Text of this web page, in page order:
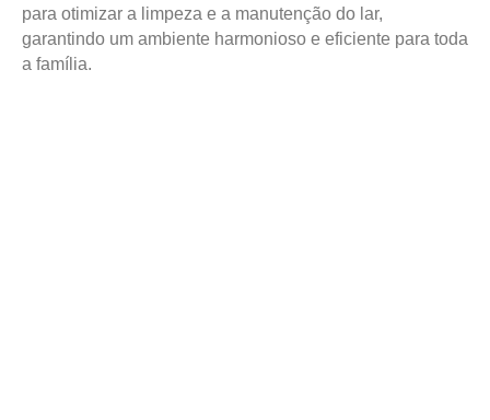
para otimizar a limpeza e a manutenção do lar,
garantindo um ambiente harmonioso e eficiente para toda
a família.